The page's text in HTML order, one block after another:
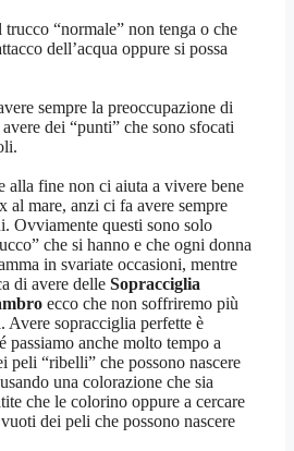
“normale” non tenga o che
dell’acqua oppure si possa
sempre la preoccupazione di
dei “punti” che sono sfocati
alla fine non ci aiuta a vivere bene
al mare, anzi ci fa avere sempre
Ovviamente questi sono solo
che si hanno e che ogni donna
in svariate occasioni, mentre
di avere delle Sopracciglia
ecco che non soffriremo più
Avere sopracciglia perfette è
passiamo anche molto tempo a
peli “ribelli” che possono nascere
una colorazione che sia
che le colorino oppure a cercare
dei peli che possono nascere